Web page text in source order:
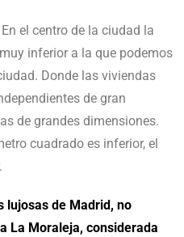
el centro de la ciudad la
inferior a la que podemos
Donde las viviendas
de gran
de grandes dimensiones.
cuadrado es inferior, el
lujosas de Madrid, no
La Moraleja, considerada